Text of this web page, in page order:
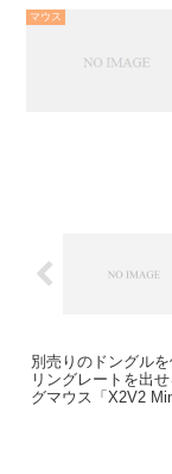
マウス
別売りのドングル
リングレートを出
グマウス「X2V2